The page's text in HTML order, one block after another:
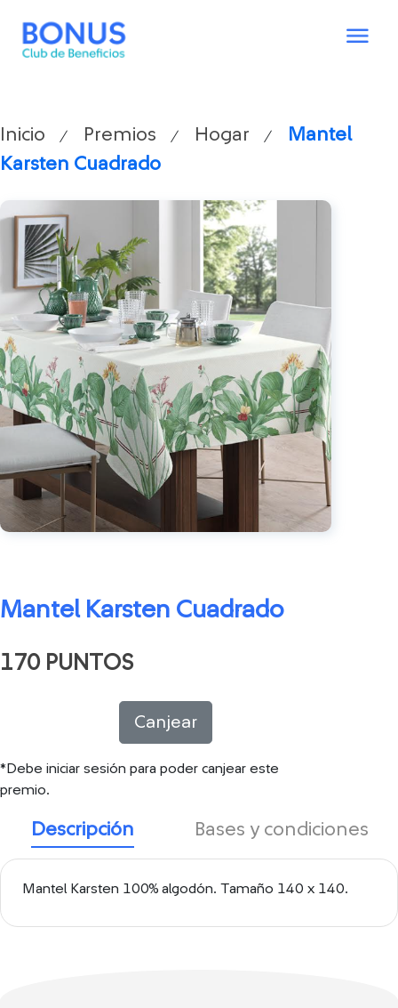
Inicio / Premios / Hogar /
Mantel
Karsten Cuadrado
Mantel Karsten Cuadrado
170 PUNTOS
Canjear
*Debe iniciar sesión para poder canjear este
premio.
Descripción Bases y condiciones
Mantel Karsten 100% algodón. Tamaño 140 x 140.